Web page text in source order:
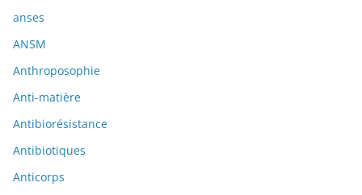
anses
ANSM
Anthroposophie
Anti-matière
Antibiorésistance
Antibiotiques
Anticorps